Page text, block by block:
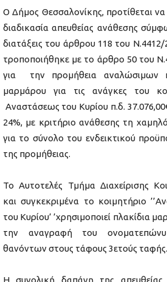
Ο Δήμος Θεσσαλονίκης, προτίθεται
διαδικασία απευθείας ανάθεσης
διατάξεις του άρθρου 118 του
τροποποιήθηκε με το άρθρο 50 του
για την προμήθεια αναλώσιμων
μαρμάρου για τις ανάγκες του
Αναστάσεως του Κυρίου π.δ.
24%, με κριτήριο ανάθεσης τη
για το σύνολο του ενδεικτικού
της προμήθειας.
Το Αυτοτελές Τμήμα Διαχείρισης
και συγκεκριμένα το κοιμητήριο
του Κυρίου’ ’χρησιμοποιεί πλακίδια
την αναγραφή του
θανόντων στους τάφους 3ετούς ταφής.
Η συνολική δαπάνη της απευθείας